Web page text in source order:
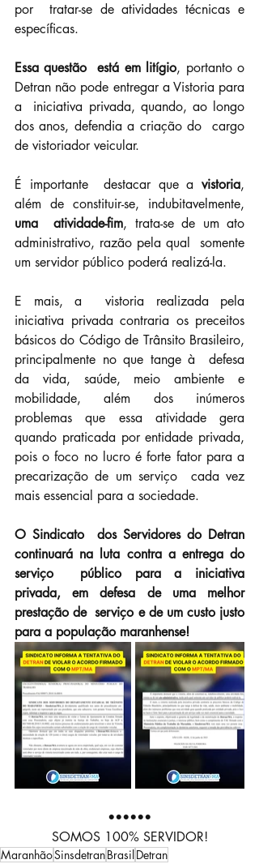
por  tratar-se de atividades técnicas e
específicas.
Essa questão  está em litígio, portanto o
Detran não pode entregar a Vistoria para
a  iniciativa privada, quando, ao longo
dos anos, defendia a criação do  cargo
de vistoriador veicular.
É importante  destacar que a vistoria,
uma  atividade-fim, trata-se de um ato
administrativo, razão pela qual  somente
um servidor público poderá realizá-la.
E mais, a  vistoria realizada pela
iniciativa privada contraria os preceitos
básicos do Código de Trânsito Brasileiro,
principalmente no que tange à  defesa
da vida, saúde, meio ambiente e
mobilidade, além dos inúmeros
problemas que essa atividade gera
quando praticada por entidade privada,
pois o foco no lucro é forte fator para a
precarização de um serviço  cada vez
mais essencial para a sociedade.
O Sindicato  dos Servidores do Detran
continuará na luta contra a entrega do
serviço  público para a iniciativa
privada, em defesa de uma melhor
prestação de  serviço e de um custo justo
para a população maranhense!
••••••
SOMOS 100% SERVIDOR!
MaranhãoSinsdetranBrasil Detran